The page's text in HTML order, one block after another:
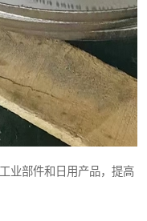
业部件和日用产品，提高